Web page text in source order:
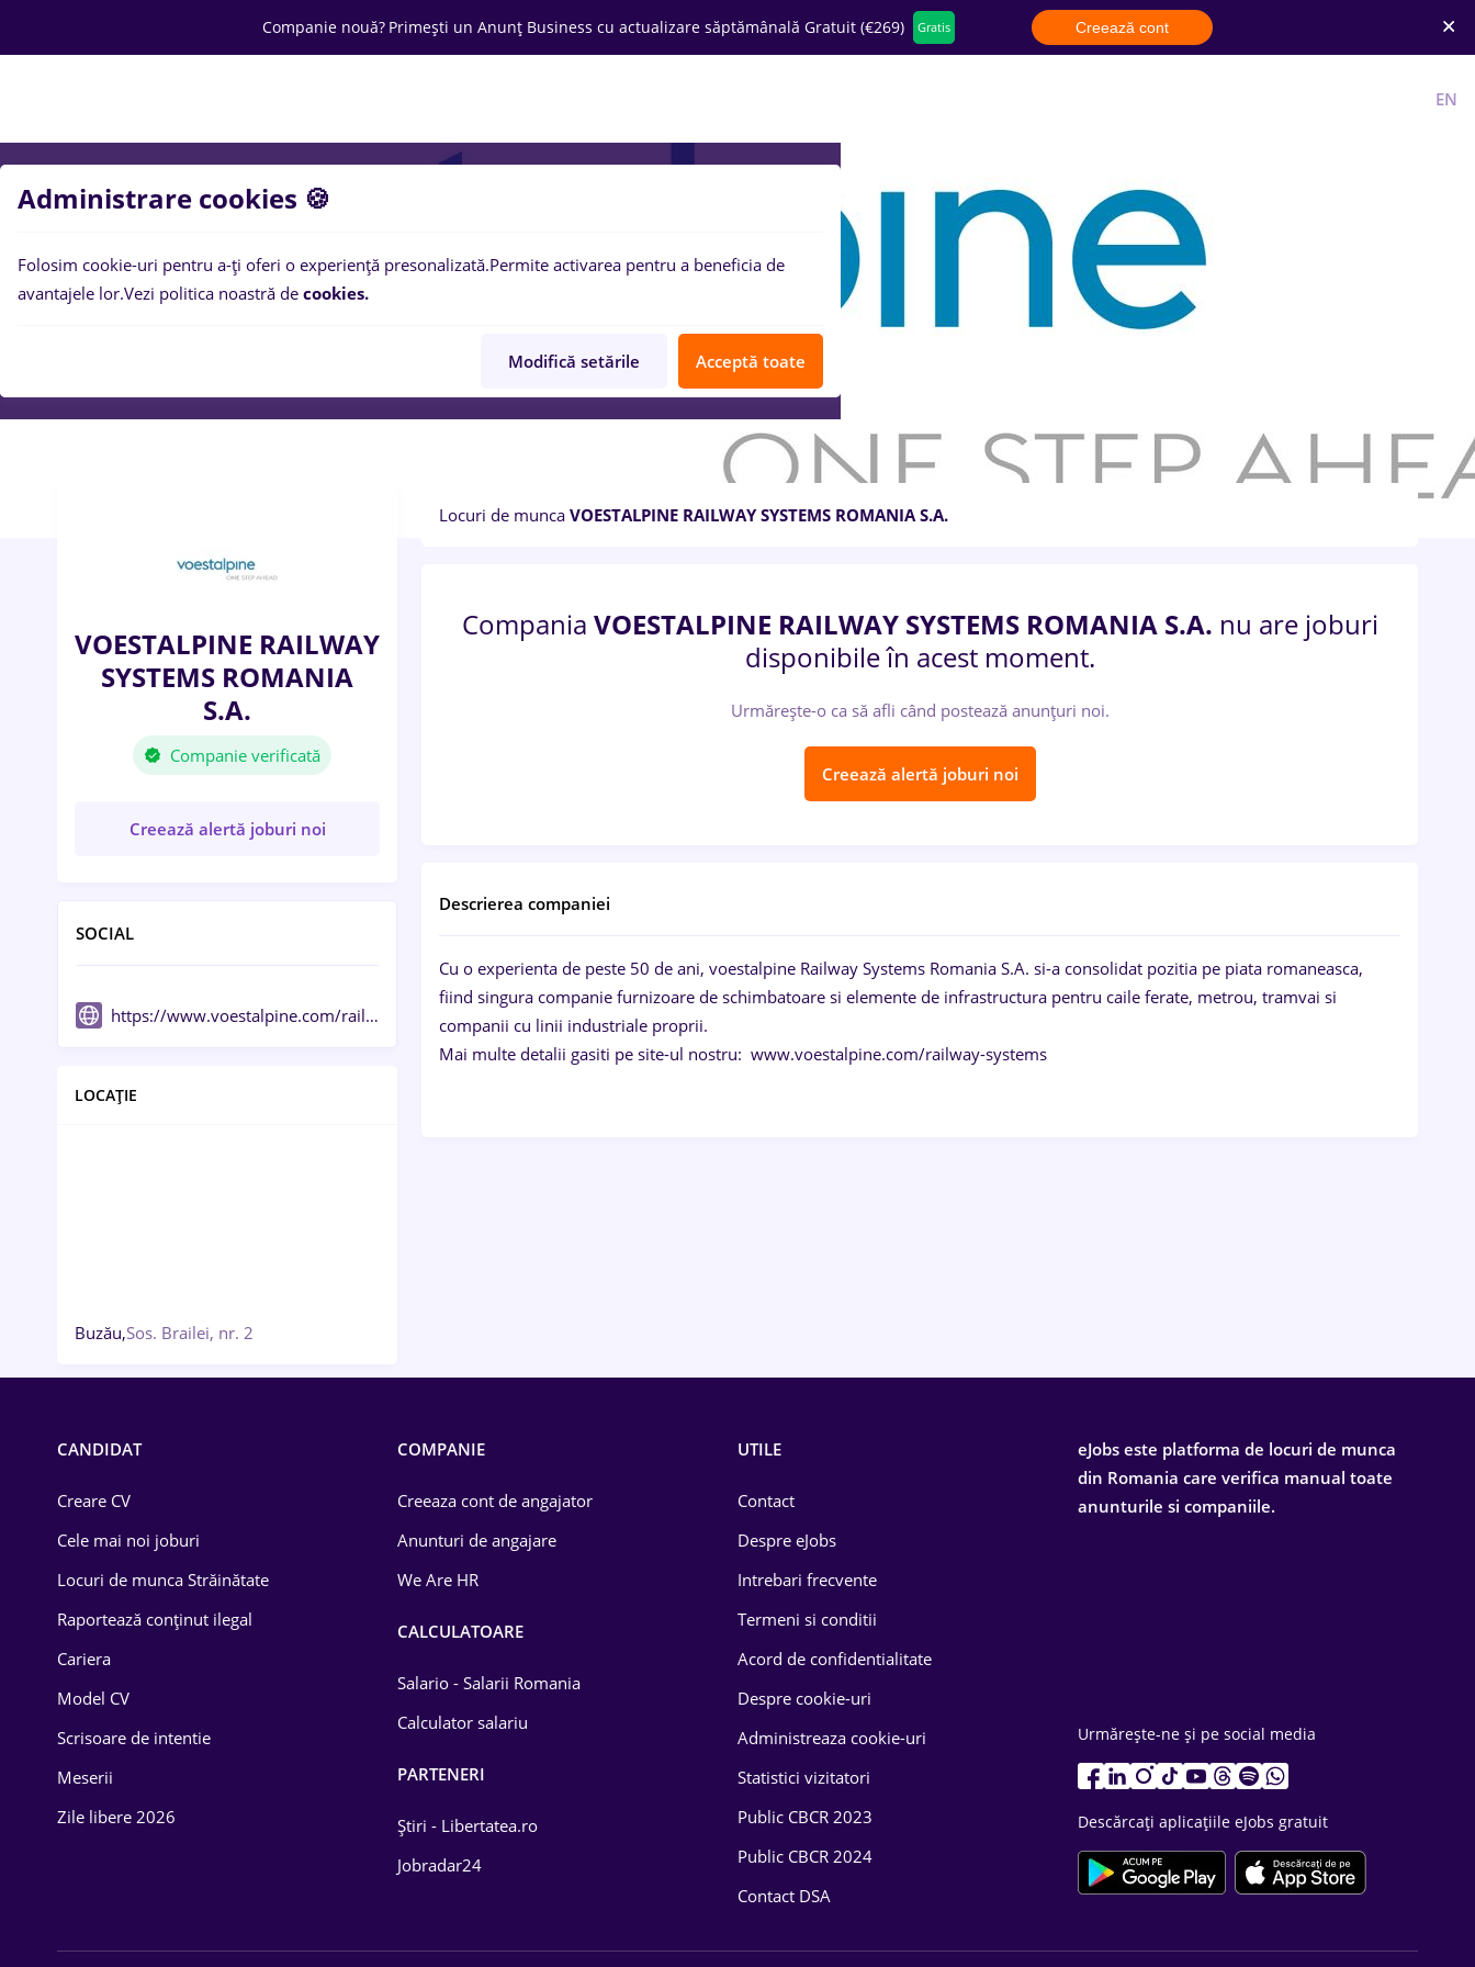
Companie nouă? Primești un Anunț Business cu actualizare săptămânală Gratuit (€269) Gratis Creează cont
EN
VOESTALPINE RAILWAY
SYSTEMS ROMANIA
S.A.
Companie verificată
Creează alertă joburi noi
SOCIAL
https://www.voestalpine.com/railway-systems/en/
LOCAȚIE
Buzău,Sos. Brailei, nr. 2
Locuri de munca VOESTALPINE RAILWAY SYSTEMS ROMANIA S.A.
Compania VOESTALPINE RAILWAY SYSTEMS ROMANIA S.A. nu are joburi
disponibile în acest moment.
Urmărește-o ca să afli când postează anunțuri noi.
Creează alertă joburi noi
Descrierea companiei
Cu o experienta de peste 50 de ani, voestalpine Railway Systems Romania S.A. si-a consolidat pozitia pe piata romaneasca,
fiind singura companie furnizoare de schimbatoare si elemente de infrastructura pentru caile ferate, metrou, tramvai si
companii cu linii industriale proprii.
Mai multe detalii gasiti pe site-ul nostru: www.voestalpine.com/railway-systems
CANDIDAT
Creare CV
Cele mai noi joburi
Locuri de munca Străinătate
Raportează conținut ilegal
Cariera
Model CV
Scrisoare de intentie
Meserii
Zile libere 2026
COMPANIE
Creeaza cont de angajator
Anunturi de angajare
We Are HR
CALCULATOARE
Salario - Salarii Romania
Calculator salariu
PARTENERI
Știri - Libertatea.ro
Jobradar24
UTILE
Contact
Despre eJobs
Intrebari frecvente
Termeni si conditii
Acord de confidentialitate
Despre cookie-uri
Administreaza cookie-uri
Statistici vizitatori
Public CBCR 2023
Public CBCR 2024
Contact DSA
eJobs este platforma de locuri de munca
din Romania care verifica manual toate
anunturile si companiile.
Urmărește-ne și pe social media
Descărcați aplicațiile eJobs gratuit
Administrare cookies 🍪
Folosim cookie-uri pentru a-ți oferi o experiență presonalizată.Permite activarea pentru a beneficia de
avantajele lor.Vezi politica noastră de cookies.
Modifică setările Acceptă toate